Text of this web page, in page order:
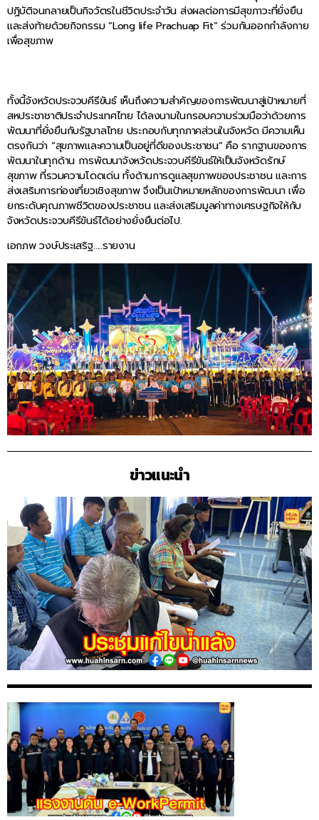
ปฏิบัติจนกลายเป็นกิจวัตรในชีวิตประจำวัน ส่งผลต่อการมีสุขภาวะที่ยั่งยืน
และส่งท้ายด้วยกิจกรรม “Long life Prachuap Fit” ร่วมกันออกกำลังกาย
เพื่อสุขภาพ
ทั้งนี้จังหวัดประจวบคีรีขันธ์ เห็นถึงความสำคัญของการพัฒนาสู่เป้าหมายที่
สหประชาชาติประจำประเทศไทย ได้ลงนามในกรอบความร่วมมือว่าด้วยการ
พัฒนาที่ยั่งยืนกับรัฐบาลไทย ประกอบกับทุกภาคส่วนในจังหวัด มีความเห็น
ตรงกันว่า “สุขภาพและความเป็นอยู่ที่ดีของประชาชน” คือ รากฐานของการ
พัฒนาในทุกด้าน การพัฒนาจังหวัดประจวบคีรีขันธ์ให้เป็นจังหวัดรักษ์
สุขภาพ ที่รวมความโดดเด่น ทั้งด้านการดูแลสุขภาพของประชาชน และการ
ส่งเสริมการท่องเที่ยวเชิงสุขภาพ จึงเป็นเป้าหมายหลักของการพัฒนา เพื่อ
ยกระดับคุณภาพชีวิตของประชาชน และส่งเสริมมูลค่าทางเศรษฐกิจให้กับ
จังหวัดประจวบคีรีขันธ์ได้อย่างยั่งยืนต่อไป.
เอกภพ วงษ์ประเสริฐ…..รายงาน
ข่าวแนะนำ